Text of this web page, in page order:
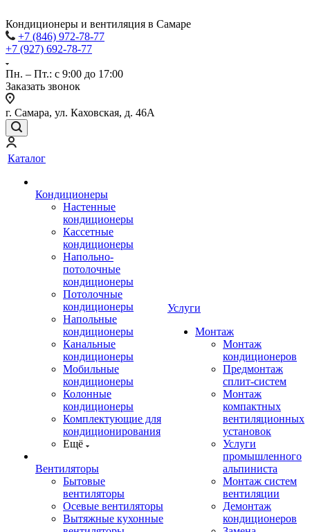
Кондиционеры и вентиляция в Самаре
+7 (846) 972-78-77
+7 (927) 692-78-77
Пн. – Пт.: с 9:00 до 17:00
Заказать звонок
г. Самара, ул. Каховская, д. 46А
Каталог
Кондиционеры
Настенные
кондиционеры
Кассетные
кондиционеры
Напольно-
потолочные
кондиционеры
Потолочные
кондиционеры
Напольные
кондиционеры
Канальные
кондиционеры
Мобильные
кондиционеры
Колонные
кондиционеры
Комплектующие для
кондиционирования
Ещё
Вентиляторы
Бытовые
вентиляторы
Осевые вентиляторы
Вытяжные кухонные
Услуги
Монтаж
Монтаж
кондиционеров
Предмонтаж
сплит-систем
Монтаж
компактных
вентиляционных
установок
Услуги
промышленного
альпиниста
Монтаж систем
вентиляции
Демонтаж
кондиционеров